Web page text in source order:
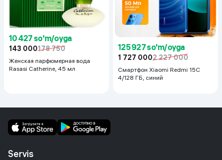
10 427 so'm/oyga
143 000178 750
Женская парфюмерная вода
Rasasi Catherine, 45 мл
125 927 so'm/oyga
1 727 0002 227 000
Смартфон Xiaomi Redmi 15C
4/128 ГБ, синий
Servis